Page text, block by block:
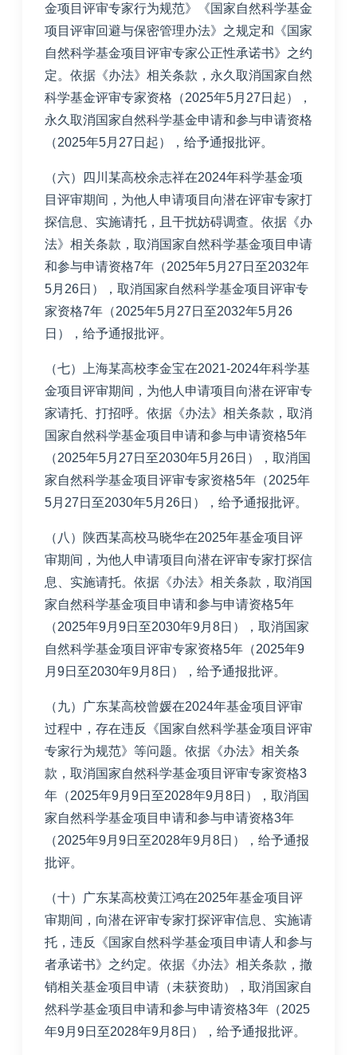
金项目评审专家行为规范》《国家自然科学基金
项目评审回避与保密管理办法》之规定和《国家
自然科学基金项目评审专家公正性承诺书》之约
定。依据《办法》相关条款，永久取消国家自然
科学基金评审专家资格（2025年5月27日起），
永久取消国家自然科学基金申请和参与申请资格
（2025年5月27日起），给予通报批评。
（六）四川某高校余志祥在2024年科学基金项
目评审期间，为他人申请项目向潜在评审专家打
探信息、实施请托，且干扰妨碍调查。依据《办
法》相关条款，取消国家自然科学基金项目申请
和参与申请资格7年（2025年5月27日至2032年
5月26日），取消国家自然科学基金项目评审专
家资格7年（2025年5月27日至2032年5月26
日），给予通报批评。
（七）上海某高校李金宝在2021-2024年科学基
金项目评审期间，为他人申请项目向潜在评审专
家请托、打招呼。依据《办法》相关条款，取消
国家自然科学基金项目申请和参与申请资格5年
（2025年5月27日至2030年5月26日），取消国
家自然科学基金项目评审专家资格5年（2025年
5月27日至2030年5月26日），给予通报批评。
（八）陕西某高校马晓华在2025年基金项目评
审期间，为他人申请项目向潜在评审专家打探信
息、实施请托。依据《办法》相关条款，取消国
家自然科学基金项目申请和参与申请资格5年
（2025年9月9日至2030年9月8日），取消国家
自然科学基金项目评审专家资格5年（2025年9
月9日至2030年9月8日），给予通报批评。
（九）广东某高校曾媛在2024年基金项目评审
过程中，存在违反《国家自然科学基金项目评审
专家行为规范》等问题。依据《办法》相关条
款，取消国家自然科学基金项目评审专家资格3
年（2025年9月9日至2028年9月8日），取消国
家自然科学基金项目申请和参与申请资格3年
（2025年9月9日至2028年9月8日），给予通报
批评。
（十）广东某高校黄江鸿在2025年基金项目评
审期间，向潜在评审专家打探评审信息、实施请
托，违反《国家自然科学基金项目申请人和参与
者承诺书》之约定。依据《办法》相关条款，撤
销相关基金项目申请（未获资助），取消国家自
然科学基金项目申请和参与申请资格3年（2025
年9月9日至2028年9月8日），给予通报批评。